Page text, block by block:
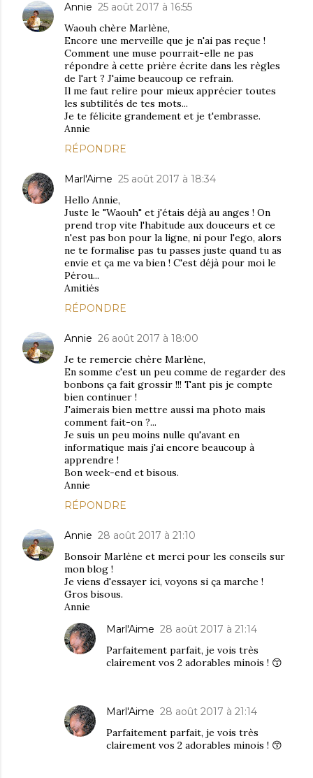
Annie 25 août 2017 à 16:55
Waouh chère Marlène,
Encore une merveille que je n'ai pas reçue !
Comment une muse pourrait-elle ne pas
répondre à cette prière écrite dans les règles
de l'art ? J'aime beaucoup ce refrain.
Il me faut relire pour mieux apprécier toutes
les subtilités de tes mots...
Je te félicite grandement et je t'embrasse.
Annie
RÉPONDRE
Marl'Aime 25 août 2017 à 18:34
Hello Annie,
Juste le "Waouh" et j'étais déjà au anges ! On
prend trop vite l'habitude aux douceurs et ce
n'est pas bon pour la ligne, ni pour l'ego, alors
ne te formalise pas tu passes juste quand tu as
envie et ça me va bien ! C'est déjà pour moi le
Pérou...
Amitiés
RÉPONDRE
Annie 26 août 2017 à 18:00
Je te remercie chère Marlène,
En somme c'est un peu comme de regarder des
bonbons ça fait grossir !!! Tant pis je compte
bien continuer !
J'aimerais bien mettre aussi ma photo mais
comment fait-on ?...
Je suis un peu moins nulle qu'avant en
informatique mais j'ai encore beaucoup à
apprendre !
Bon week-end et bisous.
Annie
RÉPONDRE
Annie 28 août 2017 à 21:10
Bonsoir Marlène et merci pour les conseils sur
mon blog !
Je viens d'essayer ici, voyons si ça marche !
Gros bisous.
Annie
Marl'Aime 28 août 2017 à 21:14
Parfaitement parfait, je vois très
clairement vos 2 adorables minois ! 😙
Marl'Aime 28 août 2017 à 21:14
Parfaitement parfait, je vois très
clairement vos 2 adorables minois ! 😙